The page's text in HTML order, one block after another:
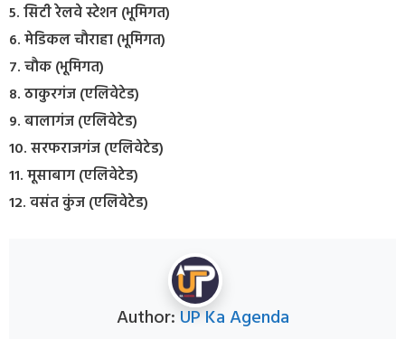
5. सिटी रेलवे स्टेशन (भूमिगत)
6. मेडिकल चौराहा (भूमिगत)
7. चौक (भूमिगत)
8. ठाकुरगंज (एलिवेटेड)
9. बालागंज (एलिवेटेड)
10. सरफराजगंज (एलिवेटेड)
11. मूसाबाग (एलिवेटेड)
12. वसंत कुंज (एलिवेटेड)
Author: UP Ka Agenda